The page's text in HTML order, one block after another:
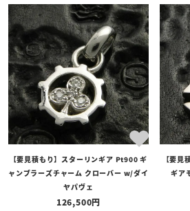
【要見積もり】スターリンギア Pt900 ギ
ャンブラーズチャーム クローバー w/ダイ
ヤパヴェ
126,500
【要
ギア